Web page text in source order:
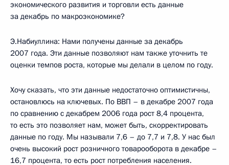
экономического развития и торговли есть данные
за декабрь по макроэкономике?
Э.Набиуллина: Нами получены данные за декабрь
2007 года. Эти данные позволяют нам также уточнить те
оценки темпов роста, которые мы делали в целом по году.
Хочу сказать, что эти данные недостаточно оптимистичны,
остановлюсь на ключевых. По ВВП – в декабре 2007 года
по сравнению с декабрем 2006 года рост 8,4 процента,
то есть это позволяет нам, может быть, скорректировать
данные по году. Мы называли 7,6 – до 7,7 и 7,8. У нас был
очень высокий рост розничного товарооборота в декабре –
16,7 процента, то есть рост потребления населения.